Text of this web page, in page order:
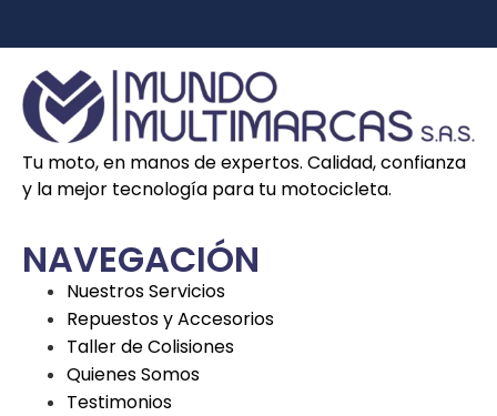
Tu moto, en manos de expertos. Calidad, confianza
y la mejor tecnología para tu motocicleta.
NAVEGACIÓN
Nuestros Servicios
Repuestos y Accesorios
Taller de Colisiones
Quienes Somos
Testimonios